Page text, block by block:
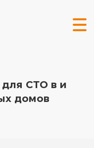
для СТО в и
домов